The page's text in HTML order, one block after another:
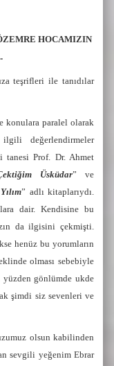
HOCAMIZIN
teşrifleri ile tanıdılar
konulara paralel olarak
değerlendirmeler
tanesi Prof. Dr. Ahmet
Üsküdar” ve
” adlı kitaplarıydı.
dair. Kendisine bu
da ilgisini çekmişti.
henüz bu yorumların
olması sebebiyle
gönlümde ukde
şimdi siz sevenleri ve
olsun kabilinden
sevgili yeğenim Ebrar